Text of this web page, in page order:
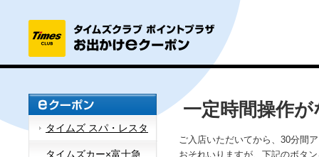
タイムズ スパ・レスタ
タイムズカー×富士急
一定時間操作
ご入店いただいてから、30分間
おそれいりますが、下記のボタ